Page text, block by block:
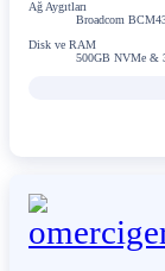
Ağ Aygıtları
Broadcom
Disk ve RAM
500GB NVMe &